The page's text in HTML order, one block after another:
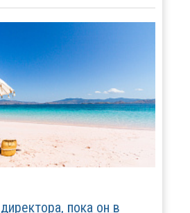
пока он в